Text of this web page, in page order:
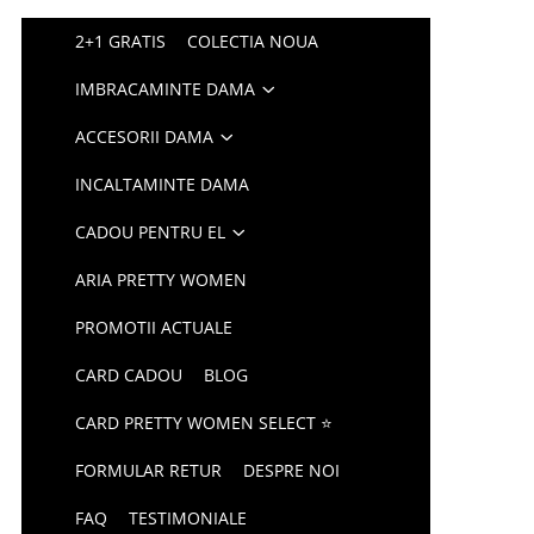
2+1 GRATIS COLECTIA NOUA
IMBRACAMINTE DAMA
ACCESORII DAMA
INCALTAMINTE DAMA
CADOU PENTRU EL
ARIA PRETTY WOMEN
PROMOTII ACTUALE
CARD CADOU BLOG
CARD PRETTY WOMEN SELECT ⭐
FORMULAR RETUR DESPRE NOI
FAQ TESTIMONIALE